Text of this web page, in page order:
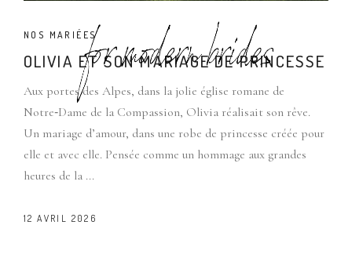
NOS MARIÉES
OLIVIA ET SON MARIAGE DE PRINCESSE
Aux portes des Alpes, dans la jolie église romane de
Notre‑Dame de la Compassion, Olivia réalisait son rêve.
Un mariage d’amour, dans une robe de princesse créée pour
elle et avec elle. Pensée comme un hommage aux grandes
heures de la
12 AVRIL 2026